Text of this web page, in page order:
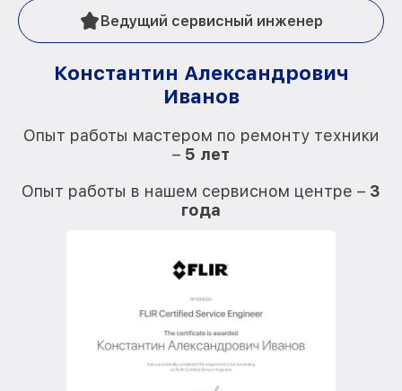
Ведущий сервисный инженер
Константин Александрович
Иванов
Опыт работы мастером по ремонту техники
– 5 лет
Опыт работы в нашем сервисном центре – 3
года